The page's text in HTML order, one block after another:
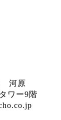
河原
ワー9階